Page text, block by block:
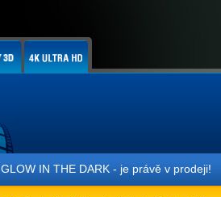
IN THE DARK - je právě v prodeji!